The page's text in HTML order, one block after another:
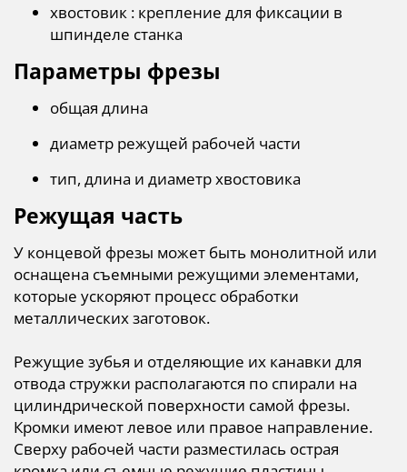
хвостовик : крепление для фиксации в
шпинделе станка
Параметры фрезы
общая длина
диаметр режущей рабочей части
тип, длина и диаметр хвостовика
Режущая часть
У концевой фрезы может быть монолитной или
оснащена съемными режущими элементами,
которые ускоряют процесс обработки
металлических заготовок.
Режущие зубья и отделяющие их канавки для
отвода стружки располагаются по спирали на
цилиндрической поверхности самой фрезы.
Кромки имеют левое или правое направление.
Сверху рабочей части разместилась острая